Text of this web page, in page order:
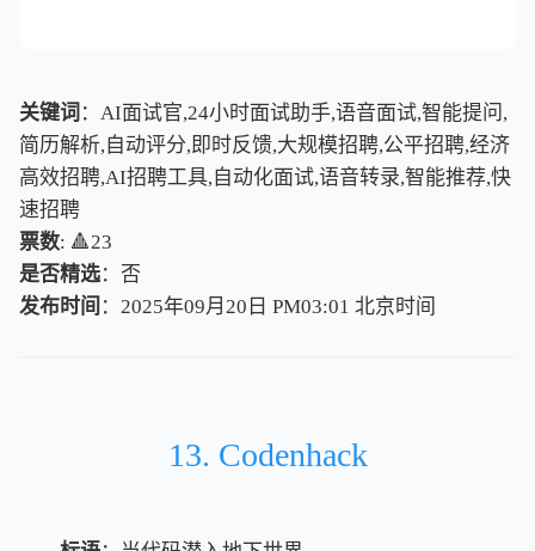
关键词 ：AI面试官,24小时面试助手,语音面试,智能提问,
简历解析,自动评分,即时反馈,大规模招聘,公平招聘,经济
高效招聘,AI招聘工具,自动化面试,语音转录,智能推荐,快
速招聘
票数: 🔺23
是否精选：否
发布时间 ：2025年09月20日 PM03:01 北京时间
北京时间
13. Codenhack